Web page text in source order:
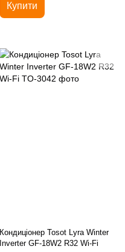
Купити
Кондиціонер Tosot Lyra Winter
Inverter GF-18W2 R32 Wi-Fi